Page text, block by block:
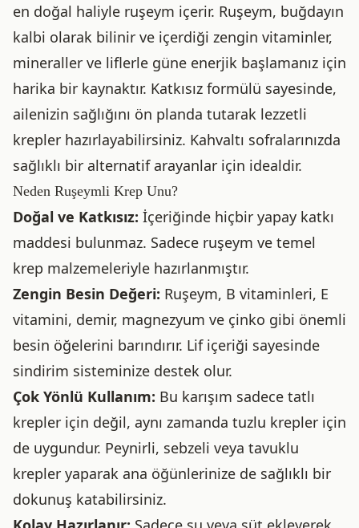
en doğal haliyle ruşeym içerir. Ruşeym, buğdayın
kalbi olarak bilinir ve içerdiği zengin vitaminler,
mineraller ve liflerle güne enerjik başlamanız için
harika bir kaynaktır. Katkısız formülü sayesinde,
ailenizin sağlığını ön planda tutarak lezzetli
krepler hazırlayabilirsiniz. Kahvaltı sofralarınızda
sağlıklı bir alternatif arayanlar için idealdir.
Neden Ruşeymli Krep Unu?
Doğal ve Katkısız: İçeriğinde hiçbir yapay katkı
maddesi bulunmaz. Sadece ruşeym ve temel
krep malzemeleriyle hazırlanmıştır.
Zengin Besin Değeri: Ruşeym, B vitaminleri, E
vitamini, demir, magnezyum ve çinko gibi önemli
besin öğelerini barındırır. Lif içeriği sayesinde
sindirim sisteminize destek olur.
Çok Yönlü Kullanım: Bu karışım sadece tatlı
krepler için değil, aynı zamanda tuzlu krepler için
de uygundur. Peynirli, sebzeli veya tavuklu
krepler yaparak ana öğünlerinize de sağlıklı bir
dokunuş katabilirsiniz.